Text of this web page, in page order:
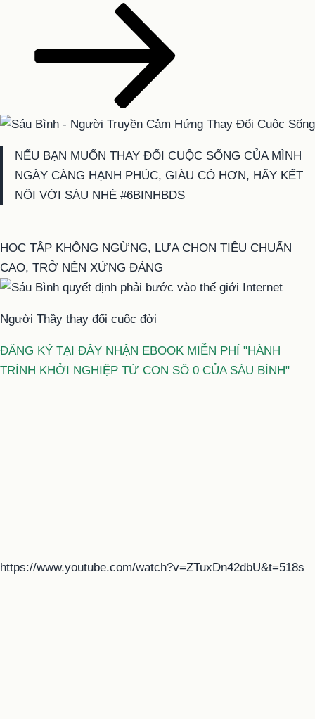
NẾU BẠN MUỐN THAY ĐỔI CUỘC SỐNG CỦA MÌNH
NGÀY CÀNG HẠNH PHÚC, GIÀU CÓ HƠN, HÃY KẾT
NỐI VỚI SÁU NHÉ #6BINHBDS
HỌC TẬP KHÔNG NGỪNG, LỰA CHỌN TIÊU CHUẨN
CAO, TRỞ NÊN XỨNG ĐÁNG
Người Thầy thay đổi cuộc đời
ĐĂNG KÝ TẠI ĐÂY NHẬN EBOOK MIỄN PHÍ "HÀNH
TRÌNH KHỞI NGHIỆP TỪ CON SỐ 0 CỦA SÁU BÌNH"
https://www.youtube.com/watch?v=ZTuxDn42dbU&t=518s